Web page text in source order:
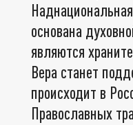
основана
являются
Вера станет
происходит в
Православных